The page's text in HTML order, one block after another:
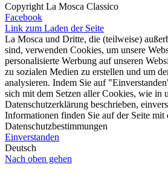
Copyright La Mosca Classico
Facebook
Link zum Laden der Seite
La Mosca und Dritte, die (teilweise)
sind, verwenden Cookies, um unsere
personalisierte Werbung auf unseren
zu sozialen Medien zu erstellen und um
analysieren. Indem Sie auf
sich mit dem Setzen aller Cookies, wie in
Datenschutzerklärung beschrieben,
Informationen finden Sie auf der Seite mit
Datenschutzbestimmungen
Einverstanden
Deutsch
Nach oben gehen